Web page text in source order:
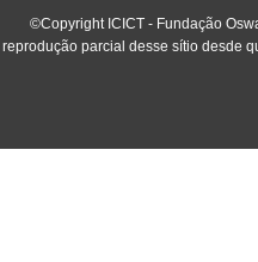
©Copyright ICICT - Fundação
reprodução parcial desse sítio desde